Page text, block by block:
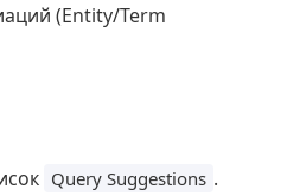
(Entity/Term
Query Suggestions .